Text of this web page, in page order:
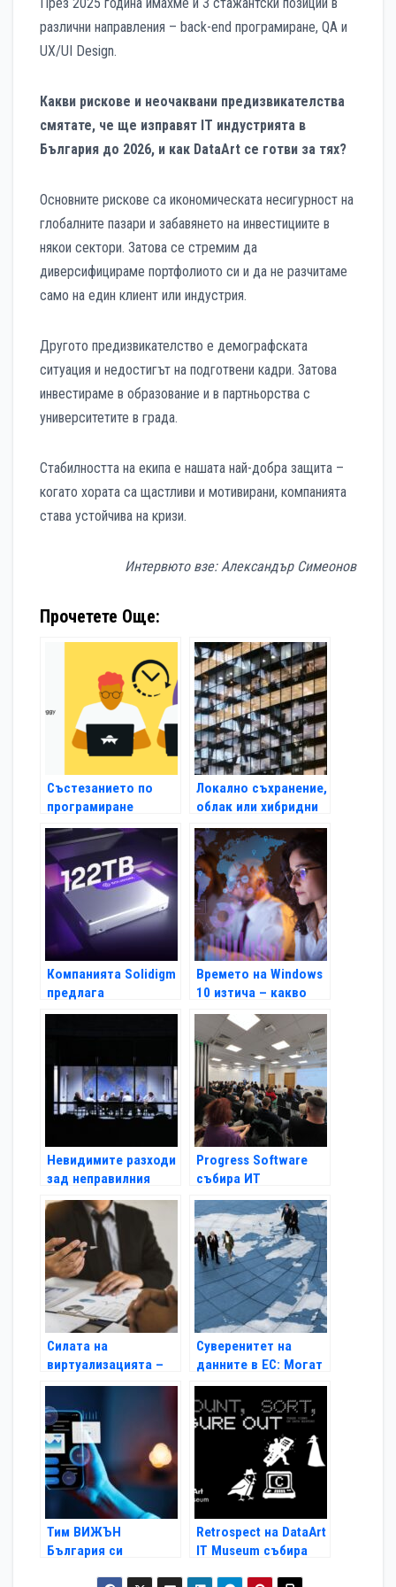
различни направления – back-end програмиране, QA и
UX/UI Design.
Какви рискове и неочаквани предизвикателства
смятате, че ще изправят IT индустрията в
България до 2026, и как DataArt се готви за тях?
Основните рискове са икономическата несигурност на
глобалните пазари и забавянето на инвестициите в
някои сектори. Затова се стремим да
диверсифицираме портфолиото си и да не разчитаме
само на един клиент или индустрия.
Другото предизвикателство е демографската
ситуация и недостигът на подготвени кадри. Затова
инвестираме в образование и в партньорства с
университетите в града.
Стабилността на екипа е нашата най-добра защита –
когато хората са щастливи и мотивирани, компанията
става устойчива на кризи.
Интервюто взе: Александър Симеонов
Прочетете Още:
Състезанието по
програмиране
DataArt Proggy-Buggy
ще се проведе на 26
октомври
Локално съхранение,
облак или хибридни
ИТ
Компанията Solidigm
предлага
високопроизводител
122TB
Времето на Windows
10 изтича – какво
следва за бизнеса?
Невидимите разходи
зад неправилния
избор на Microsoft
лиценз
Progress Software
събира ИТ
общността на
събитие за AI
бъдещето на ролята
на софтуерните
инженери
Силата на
виртуализацията –
как бизнесът може
да я използва най-
изгодно
Суверенитет на
данните в ЕС: Могат
ли вторичните
софтуерни лицензи
да помогнат?
Тим ВИЖЪН
България си
Retrospect на DataArt
IT Museum събира